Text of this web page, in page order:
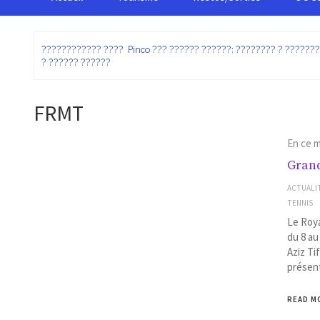
???????????? ???? Pinco ??? ?????? ??????: ???????? ?
? ?????? ??????
FRMT
En ce
TENNIS
Le
du 8
Aziz
READ